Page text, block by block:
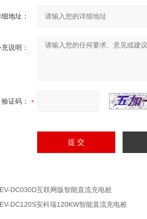
地址：
说明：
验证码：
DC030D互联网版智能直流充电桩
DC120S安科瑞120KW智能直流充电桩